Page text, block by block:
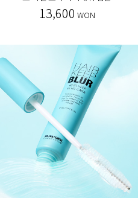
13,600 WON